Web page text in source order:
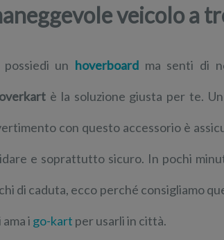
veicolo a
possiedi un hoverboard ma senti di
è la soluzione giusta per te. Un
con questo accessorio è
e soprattutto sicuro. In pochi
di caduta, ecco perché consigliamo
i go-kart per usarli in città.